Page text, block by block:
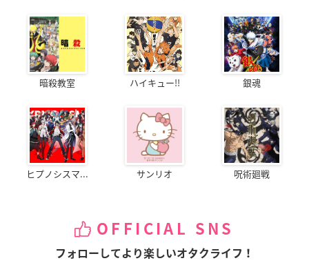
暗殺教室 ハイキュー!! 銀魂
ヒプノシスマ... サンリオ 呪術廻戦
OFFICIAL SNS
フォローしてより楽しいオタクライフ！